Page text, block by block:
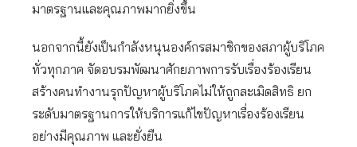
มาตรฐานและคุณภาพมากยิ่งขึ้น
นอกจากนี้ยังเป็นกำลังหนุนองค์กรสมาชิกของสภาผู้บริโภค
ทั่วทุกภาค จัดอบรมพัฒนาศักยภาพการรับเรื่องร้องเรียน
สร้างคนทำงานรุกปัญหาผู้บริโภคไม่ให้ถูกละเมิดสิทธิ ยก
ระดับมาตรฐานการให้บริการแก้ไขปัญหาเรื่องร้องเรียน
อย่างมีคุณภาพ และยั่งยืน